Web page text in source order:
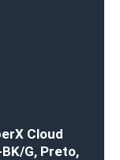
Cloud
G, Preto,